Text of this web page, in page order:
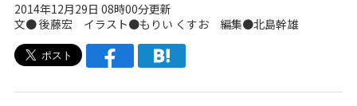
2014年12月29日 08時00分更新
文● 後藤宏 イラスト●もりい くすお 編集●北島幹雄